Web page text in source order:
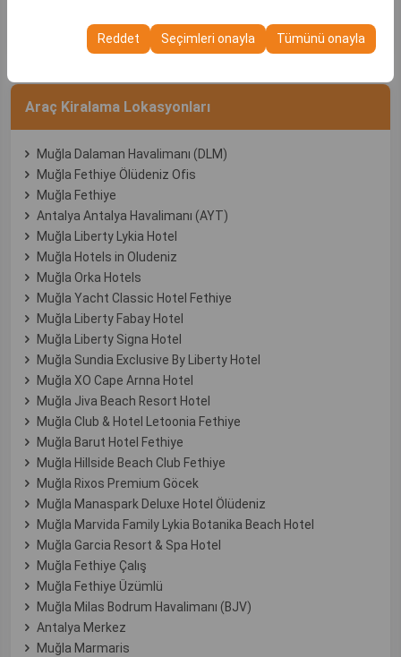
diğer yapılandırmalarınızı koruyarak, platformdaki
deneyiminizin tutarlılığını ve sürekliliğini sağlamak
Reddet Seçimleri onayla Tümünü onayla
Citroen Jumpy 8+1
Araç Kiralama Lokasyonları
Muğla Dalaman Havalimanı (DLM)
Muğla Fethiye Ölüdeniz Ofis
Muğla Fethiye
Antalya Antalya Havalimanı (AYT)
Muğla Liberty Lykia Hotel
Muğla Hotels in Oludeniz
Muğla Orka Hotels
Muğla Yacht Classic Hotel Fethiye
Muğla Liberty Fabay Hotel
Muğla Liberty Signa Hotel
Muğla Sundia Exclusive By Liberty Hotel
Muğla XO Cape Arnna Hotel
Muğla Jiva Beach Resort Hotel
Muğla Club & Hotel Letoonia Fethiye
Muğla Barut Hotel Fethiye
Muğla Hillside Beach Club Fethiye
Muğla Rixos Premium Göcek
Muğla Manaspark Deluxe Hotel Ölüdeniz
Muğla Marvida Family Lykia Botanika Beach Hotel
Muğla Garcia Resort & Spa Hotel
Muğla Fethiye Çalış
Muğla Fethiye Üzümlü
Muğla Milas Bodrum Havalimanı (BJV)
Antalya Merkez
Muğla Marmaris